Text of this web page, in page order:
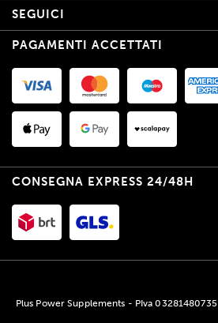
SEGUICI
PAGAMENTI ACCETTATI
CONSEGNA EXPRESS 24/48H
Plus Power Supplements - PIva 03281480735